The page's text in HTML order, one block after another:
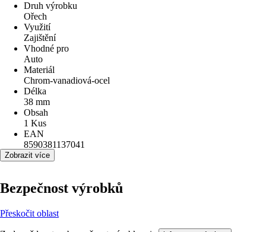
Druh výrobku
Ořech
Využití
Zajištění
Vhodné pro
Auto
Materiál
Chrom-vanadiová-ocel
Délka
38 mm
Obsah
1 Kus
EAN
8590381137041
Zobrazit více
Bezpečnost výrobků
Přeskočit oblast